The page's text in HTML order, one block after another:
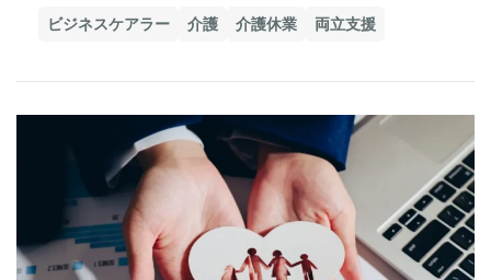
ビジネスケアラー 介護 介護休業 両立支援